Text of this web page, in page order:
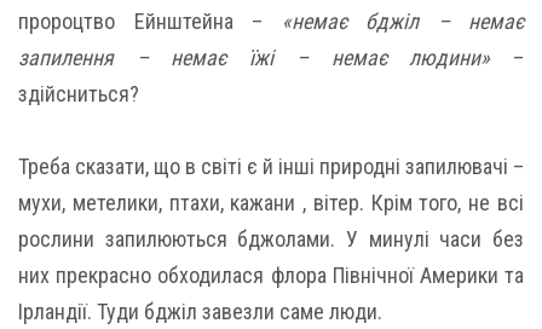
пророцтво Ейнштейна –
«немає бджіл – немає
запилення – немає їжі – немає людини» –
здійсниться?
Треба сказати, що в світі є й інші природні запилювачі –
мухи, метелики, птахи, кажани , вітер. Крім того, не всі
рослини запилюються бджолами. У минулі часи без
них прекрасно обходилася флора Північної Америки та
Ірландії. Туди бджіл завезли саме люди.